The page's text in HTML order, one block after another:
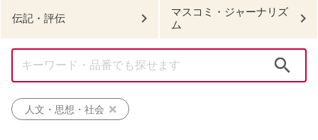
伝記・評伝
マスコミ・ジャーナリズ
ム
人文・思想・社会